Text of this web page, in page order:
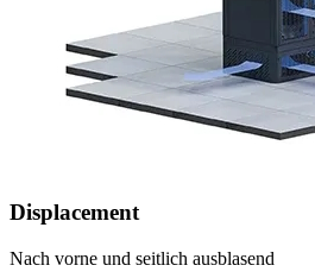
Displacement
Nach vorne und seitlich ausblasend